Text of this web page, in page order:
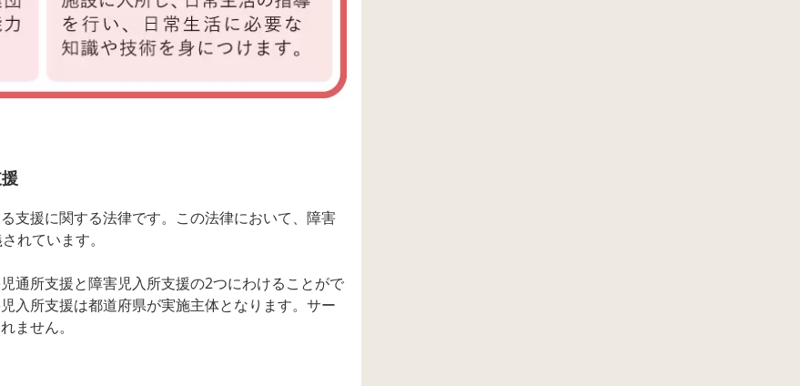
支援に関する法律です。この法律において、障害
れています。
通所支援と障害児入所支援の2つにわけることがで
入所支援は都道府県が実施主体となります。サー
ません。